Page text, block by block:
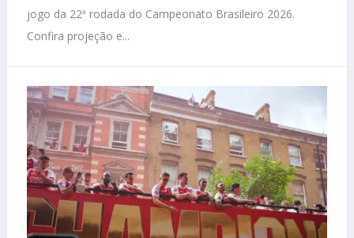
jogo da 22ª rodada do Campeonato Brasileiro 2026.
Confira projeção e...